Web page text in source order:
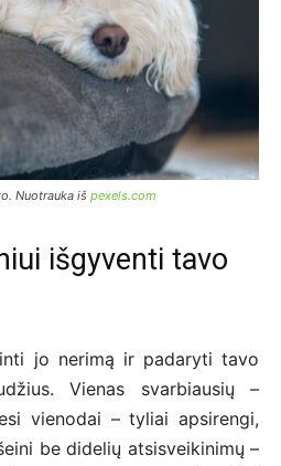
Nuotrauka iš pexels.com
išgyventi tavo
jo nerimą ir padaryti tavo
Vienas svarbiausių –
vienodai – tyliai apsirengi,
be didelių atsisveikinimų –